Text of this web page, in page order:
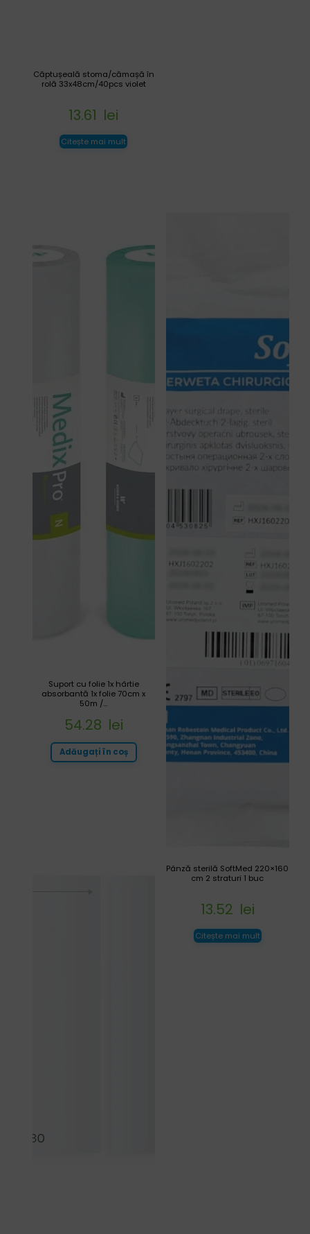
Căptușeală stoma/cămașă în
rolă 33x48cm/40pcs violet
13.61 lei
Citește mai mult
Pânză sterilă SoftMed 220×160
cm 2 straturi 1 buc
13.52 lei
Citește mai mult
Suport cu folie 1x hârtie
absorbantă 1x folie 70cm x
50m /...
54.28 lei
Adăugați în coș